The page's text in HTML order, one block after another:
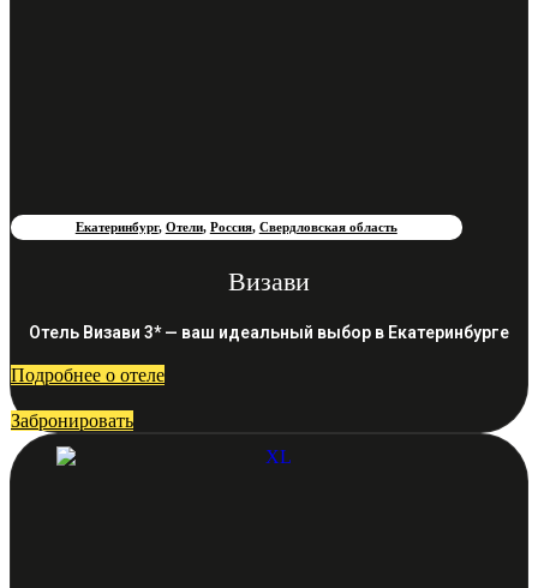
Екатеринбург, Отели, Россия, Свердловская область
Визави
Отель Визави 3* — ваш идеальный выбор в Екатеринбурге
Подробнее о отеле
Забронировать